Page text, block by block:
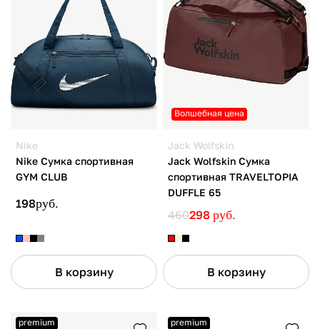
Nike
Nike Сумка спортивная
GYM CLUB
198руб.
В корзину
Волшебная цена
Jack Wolfskin
Jack Wolfskin Сумка
спортивная TRAVELTOPIA
DUFFLE 65
460298 руб.
В корзину
premium premium